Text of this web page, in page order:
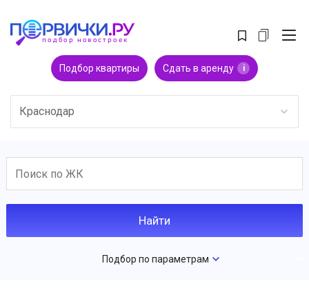
Подбор квартиры Сдать в аренду i
Краснодар
Подбор по параметрам